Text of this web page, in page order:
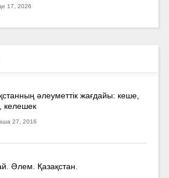
17, 2026
әлеуметтік жағдайы: кеше,
келешек
27, 2016
Әлем. Қазақстан.